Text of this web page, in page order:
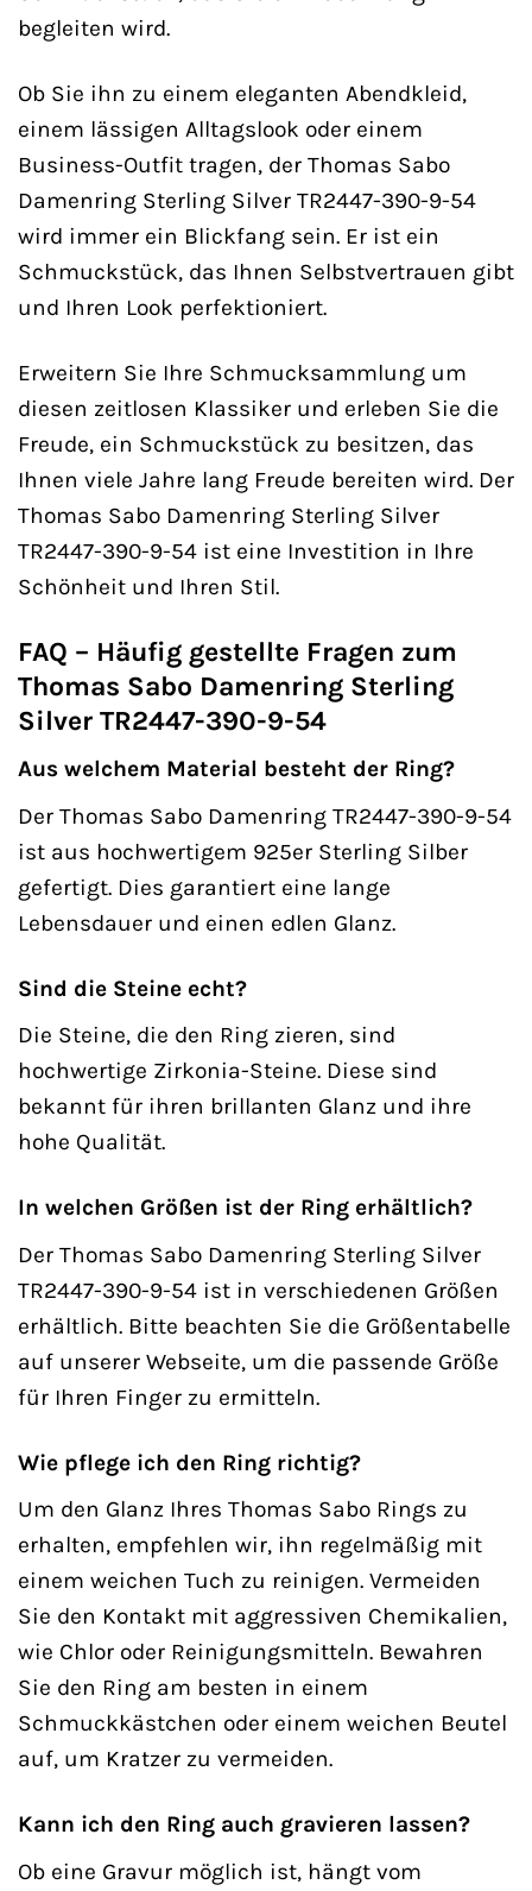
begleiten wird.
Ob Sie ihn zu einem eleganten Abendkleid,
einem lässigen Alltagslook oder einem
Business-Outfit tragen, der Thomas Sabo
Damenring Sterling Silver TR2447-390-9-54
wird immer ein Blickfang sein. Er ist ein
Schmuckstück, das Ihnen Selbstvertrauen gibt
und Ihren Look perfektioniert.
Erweitern Sie Ihre Schmucksammlung um
diesen zeitlosen Klassiker und erleben Sie die
Freude, ein Schmuckstück zu besitzen, das
Ihnen viele Jahre lang Freude bereiten wird. Der
Thomas Sabo Damenring Sterling Silver
TR2447-390-9-54 ist eine Investition in Ihre
Schönheit und Ihren Stil.
FAQ – Häufig gestellte Fragen zum
Thomas Sabo Damenring Sterling
Silver TR2447-390-9-54
Aus welchem Material besteht der Ring?
Der Thomas Sabo Damenring TR2447-390-9-54
ist aus hochwertigem 925er Sterling Silber
gefertigt. Dies garantiert eine lange
Lebensdauer und einen edlen Glanz.
Sind die Steine echt?
Die Steine, die den Ring zieren, sind
hochwertige Zirkonia-Steine. Diese sind
bekannt für ihren brillanten Glanz und ihre
hohe Qualität.
In welchen Größen ist der Ring erhältlich?
Der Thomas Sabo Damenring Sterling Silver
TR2447-390-9-54 ist in verschiedenen Größen
erhältlich. Bitte beachten Sie die Größentabelle
auf unserer Webseite, um die passende Größe
für Ihren Finger zu ermitteln.
Wie pflege ich den Ring richtig?
Um den Glanz Ihres Thomas Sabo Rings zu
erhalten, empfehlen wir, ihn regelmäßig mit
einem weichen Tuch zu reinigen. Vermeiden
Sie den Kontakt mit aggressiven Chemikalien,
wie Chlor oder Reinigungsmitteln. Bewahren
Sie den Ring am besten in einem
Schmuckkästchen oder einem weichen Beutel
auf, um Kratzer zu vermeiden.
Kann ich den Ring auch gravieren lassen?
Ob eine Gravur möglich ist, hängt vom